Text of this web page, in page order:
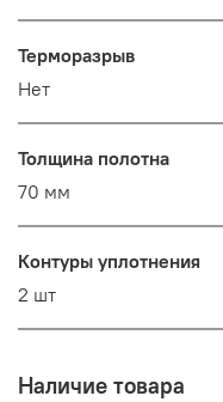
Терморазрыв
Нет
Толщина полотна
70 мм
Контуры уплотнения
2 шт
Наличие товара